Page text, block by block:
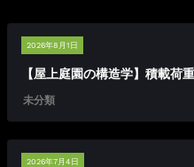
2026年8月1日
【屋上庭園の構造学】積載荷
未分類
2026年7月4日